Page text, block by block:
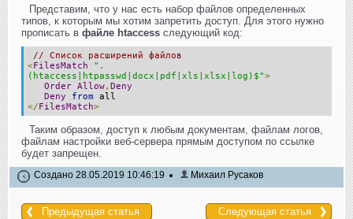
Представим, что у нас есть набор файлов определенных
типов, к которым мы хотим запретить доступ. Для этого нужно
прописать в файле htaccess следующий код:
// Список расширений файлов
<FilesMatch
".
(htaccess|htpasswd|docx|pdf|xls|xlsx|log)$">
Order Allow, Deny
Deny
from all
</ FilesMatch>
Таким образом, доступ к любым документам, файлам логов,
файлам настройки веб-сервера прямым доступом по ссылке
будет запрещен.
Создано 28.05.2019 10:46:19 Михаил Русаков
Предыдущая статья Следующая статья